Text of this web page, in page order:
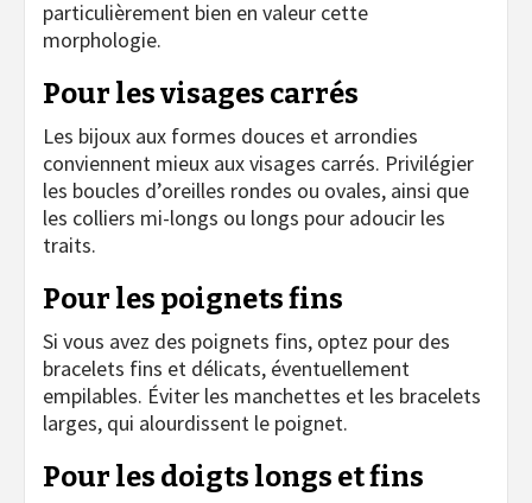
particulièrement bien en valeur cette
morphologie.
Pour les visages carrés
Les bijoux aux formes douces et arrondies
conviennent mieux aux visages carrés. Privilégier
les boucles d’oreilles rondes ou ovales, ainsi que
les colliers mi-longs ou longs pour adoucir les
traits.
Pour les poignets fins
Si vous avez des poignets fins, optez pour des
bracelets fins et délicats, éventuellement
empilables. Éviter les manchettes et les bracelets
larges, qui alourdissent le poignet.
Pour les doigts longs et fins